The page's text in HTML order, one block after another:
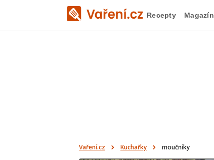
Recepty Magazín
Vaření.cz Kuchařky moučníky